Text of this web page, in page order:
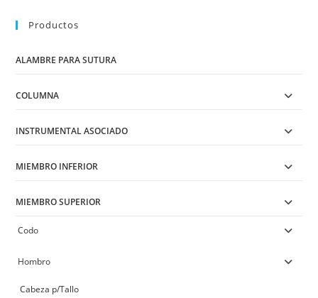
Productos
ALAMBRE PARA SUTURA
COLUMNA
INSTRUMENTAL ASOCIADO
MIEMBRO INFERIOR
MIEMBRO SUPERIOR
Codo
Hombro
Cabeza p/Tallo